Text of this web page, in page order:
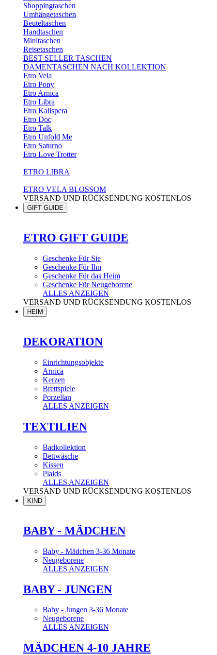
Shoppingtaschen
Umhängetaschen
Beuteltaschen
Handtaschen
Minitaschen
Reisetaschen
BEST SELLER TASCHEN
DAMENTASCHEN NACH KOLLEKTION
Etro Vela
Etro Pony
Etro Arnica
Etro Libra
Etro Kalispera
Etro Doc
Etro Talk
Etro Unfold Me
Etro Saturno
Etro Love Trotter
ETRO LIBRA
ETRO VELA BLOSSOM
VERSAND UND RÜCKSENDUNG KOSTENLOS
GIFT GUIDE
ETRO GIFT GUIDE
Geschenke Für Sie
Geschenke Für Ihn
Geschenke Für das Heim
Geschenke Für Neugeborene
ALLES ANZEIGEN
VERSAND UND RÜCKSENDUNG KOSTENLOS
HEIM
DEKORATION
Einrichtungsobjekte
Arnica
Kerzen
Brettspiele
Porzellan
ALLES ANZEIGEN
TEXTILIEN
Badkollektion
Bettwäsche
Kissen
Plaids
ALLES ANZEIGEN
VERSAND UND RÜCKSENDUNG KOSTENLOS
KIND
BABY - MÄDCHEN
Baby - Mädchen 3-36 Monate
Neugeborene
ALLES ANZEIGEN
BABY - JUNGEN
Baby - Jungen 3-36 Monate
Neugeborene
ALLES ANZEIGEN
MÄDCHEN 4-10 JAHRE